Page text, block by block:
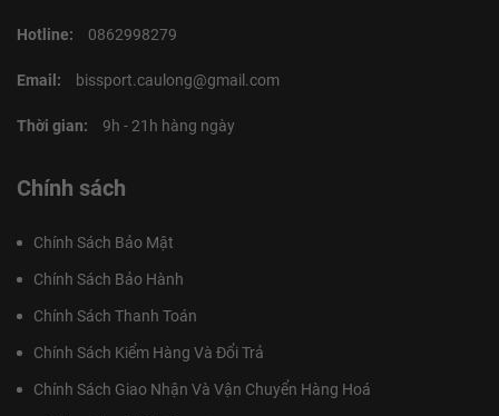
Hotline: 0862998279
Email: bissport.caulong@gmail.com
Thời gian: 9h - 21h hàng ngày
Chính sách
Chính Sách Bảo Mật
Chính Sách Bảo Hành
Chính Sách Thanh Toán
Chính Sách Kiểm Hàng Và Đổi Trả
Chính Sách Giao Nhận Và Vận Chuyển Hàng Hoá